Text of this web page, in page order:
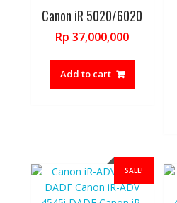
Canon iR 5020/6020
Rp 37,000,000
Add to cart
SALE!